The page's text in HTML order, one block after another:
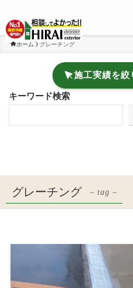
ホーム グレーチング
施工実績を絞
キーワード検索
グレーチング – tag –